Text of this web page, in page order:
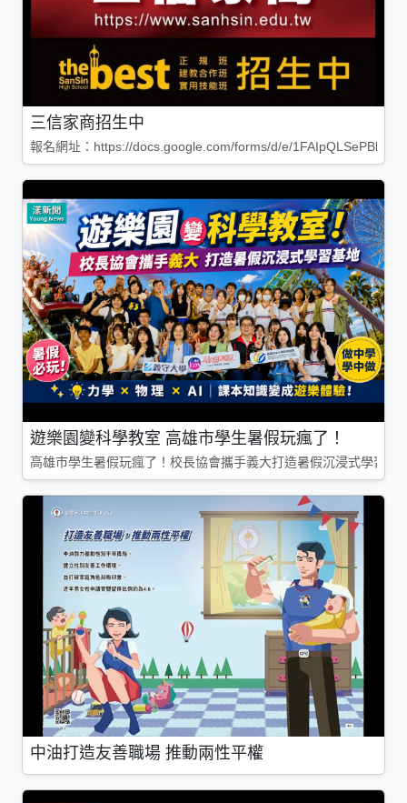
三信家商招生中
報名網址：https://docs.google.com/forms/d/e/
遊樂園變科學教室 高雄市學生暑假玩瘋了！
高雄市學生暑假玩瘋了！校長協會攜手義大打造暑假沉浸式學習基
中油打造友善職場 推動兩性平權